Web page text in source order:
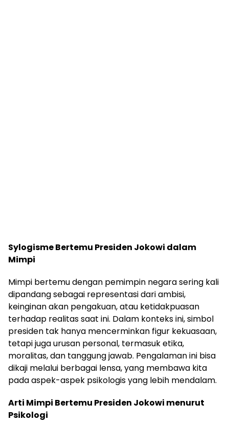
Sylogisme Bertemu Presiden Jokowi dalam
Mimpi
Mimpi bertemu dengan pemimpin negara sering kali
dipandang sebagai representasi dari ambisi,
keinginan akan pengakuan, atau ketidakpuasan
terhadap realitas saat ini. Dalam konteks ini, simbol
presiden tak hanya mencerminkan figur kekuasaan,
tetapi juga urusan personal, termasuk etika,
moralitas, dan tanggung jawab. Pengalaman ini bisa
dikaji melalui berbagai lensa, yang membawa kita
pada aspek-aspek psikologis yang lebih mendalam.
Arti Mimpi Bertemu Presiden Jokowi menurut
Psikologi